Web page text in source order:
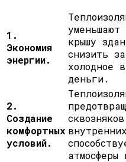
1.
Экономия
энергии.
крышу
снизить
холодное
деньги.
2.
Создание
комфортных
условий.
атмосферы